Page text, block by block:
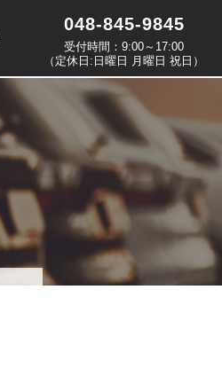
048-845-9845
受付時間：9:00～17:00
（定休日:日曜日 月曜日 祝日）